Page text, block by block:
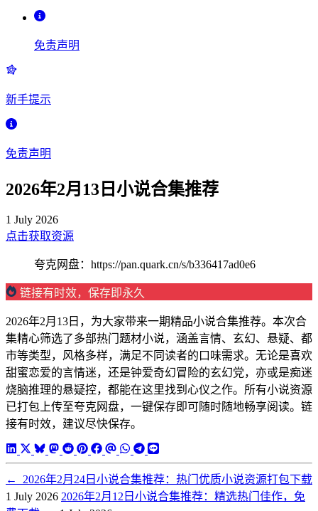
免责声明
新手提示
免责声明
2026年2月13日小说合集推荐
1 July 2026
点击获取资源
夸克网盘：https://pan.quark.cn/s/b336417ad0e6
链接有时效，保存即永久
2026年2月13日，为大家带来一期精品小说合集推荐。本次合
集精心筛选了多部热门题材小说，涵盖言情、玄幻、悬疑、都
市等类型，风格多样，满足不同读者的口味需求。无论是喜欢
甜蜜恋爱的言情迷，还是钟爱奇幻冒险的玄幻党，亦或是痴迷
烧脑推理的悬疑控，都能在这里找到心仪之作。所有小说资源
已打包上传至夸克网盘，一键保存即可随时随地畅享阅读。链
接有时效，建议尽快保存。
←
2026年2月24日小说合集推荐：热门优质小说资源打包下载
1 July 2026 2026年2月12日小说合集推荐：精选热门佳作，免